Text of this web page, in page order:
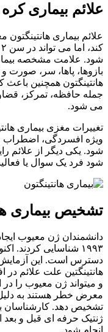
بیماری کره
علامت مشخصه بیماری
پاها، سر، صورت و
همچنین باعث
حافظه، تمرکز، قضاوت و
مغزی بیماری
افسردگی، اضطراب و
یکی دیگر از علائم رایج
یک سوال یا فعالیت
بیماری
ژن معیوب ایجاد
۱۹۹۳ شناسایی کردند.
است. این آزمایش می
علت علائم در
ژن معیوب را در
خطر هستند به دلیل
دهد. کارشناسان به
حرفه ای قبل و بعد از